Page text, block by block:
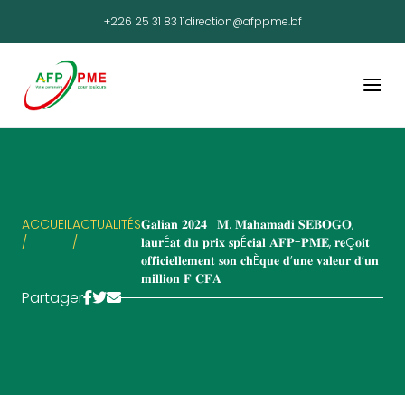
+226 25 31 83 11direction@afppme.bf
ACCUEIL
/
ACTUALITÉS
/
𝐆𝐚𝐥𝐢𝐚𝐧 𝟐𝟎𝟐𝟒 : 𝐌. 𝐌𝐚𝐡𝐚𝐦𝐚𝐝𝐢 𝐒𝐄𝐁𝐎𝐆𝐎,
𝐥𝐚𝐮𝐫É𝐚𝐭 𝐝𝐮 𝐩𝐫𝐢𝐱 𝐬𝐩É𝐜𝐢𝐚𝐥 𝐀𝐅𝐏-𝐏𝐌𝐄, 𝐫𝐞Ç𝐨𝐢𝐭
𝐨𝐟𝐟𝐢𝐜𝐢𝐞𝐥𝐥𝐞𝐦𝐞𝐧𝐭 𝐬𝐨𝐧 𝐜𝐡È𝐪𝐮𝐞 𝐝’𝐮𝐧𝐞 𝐯𝐚𝐥𝐞𝐮𝐫 𝐝’𝐮𝐧
𝐦𝐢𝐥𝐥𝐢𝐨𝐧 𝐅 𝐂𝐅𝐀
Partager